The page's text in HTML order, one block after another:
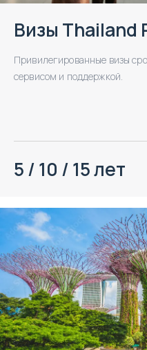
Визы Thailand
Привилегированные визы
сервисом и поддержкой.
5 / 10 / 15 лет